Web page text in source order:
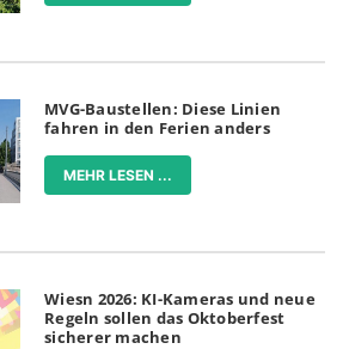
MVG-Baustellen: Diese Linien
fahren in den Ferien anders
MEHR LESEN ...
Wiesn 2026: KI-Kameras und neue
Regeln sollen das Oktoberfest
sicherer machen